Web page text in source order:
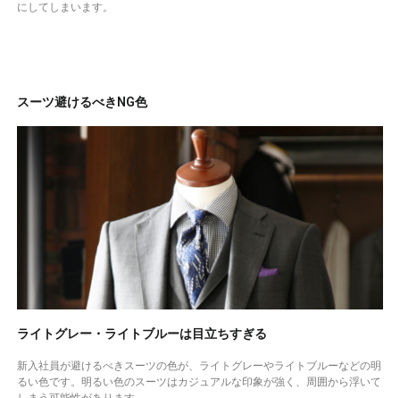
にしてしまいます。
スーツ避けるべきNG色
ライトグレー・ライトブルーは目立ちすぎる
新入社員が避けるべきスーツの色が、ライトグレーやライトブルーなどの明
るい色です。明るい色のスーツはカジュアルな印象が強く、周囲から浮いて